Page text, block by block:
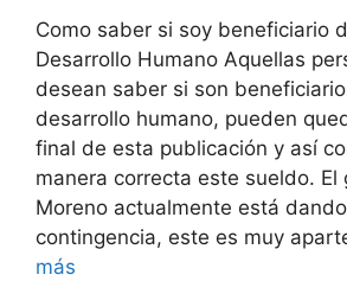
Como saber si soy beneficiario
Desarrollo Humano Aquellas
desean saber si son
desarrollo humano, pueden
final de esta publicación y así
manera correcta este sueldo. El
Moreno actualmente está
contingencia, este es muy
más